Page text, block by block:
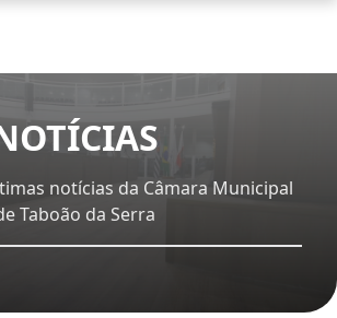
notícias da Câmara Municipal
Taboão da Serra